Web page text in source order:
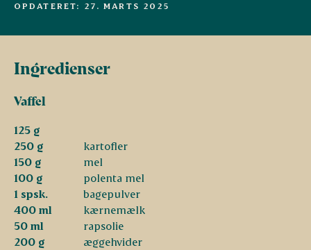
OPDATERET: 27. MARTS 2025
Ingredienser
Vaffel
125 g
250 g
kartofler
150 g
mel
100 g
polenta mel
1 spsk.
bagepulver
400 ml
kærnemælk
50 ml
rapsolie
200 g
æggehvider